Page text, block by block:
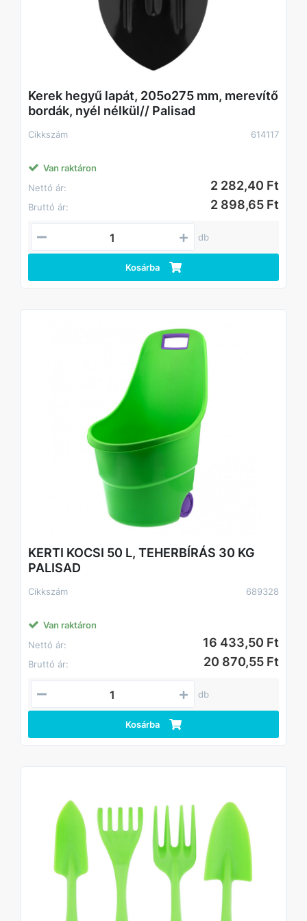
Kerek hegyű lapát, 205o275 mm, merevítő
bordák, nyél nélkül// Palisad
Cikkszám 614117
Van raktáron
Nettó ár:
2 282,40 Ft
Bruttó ár: 2 898,65 Ft
db
Kosárba
KERTI KOCSI 50 L, TEHERBÍRÁS 30 KG
PALISAD
Cikkszám 689328
Van raktáron
Nettó ár:
16 433,50 Ft
Bruttó ár: 20 870,55 Ft
db
Kosárba